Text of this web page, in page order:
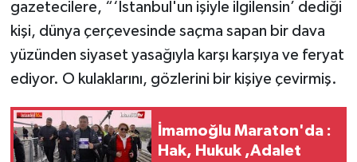
gazetecilere, “‘İstanbul'un işiyle ilgilensin’ dediği
kişi, dünya çerçevesinde saçma sapan bir dava
yüzünden siyaset yasağıyla karşı karşıya ve feryat
ediyor. O kulaklarını, gözlerini bir kişiye çevirmiş.
İmamoğlu Maraton'da :
Hak, Hukuk ,Adalet